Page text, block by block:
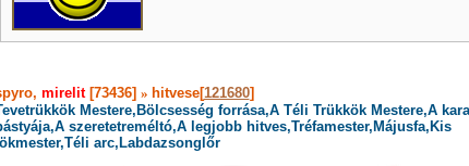
mirelit[73436] » hitvese[121680]
Mestere,Bölcsesség forrása,A Téli Trükkök Mestere,A
szeretetreméltó,A legjobb hitves,Tréfamester,Májusfa,Kis
arc,Labdazsonglőr